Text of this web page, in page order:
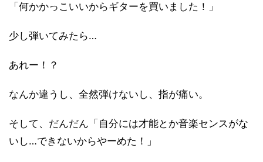
「何かかっこいいからギターを買いました！」
少し弾いてみたら…
あれー！？
なんか違うし、全然弾けないし、指が痛い。
そして、だんだん「自分には才能とか音楽センスがな
いし…できないからやーめた！」